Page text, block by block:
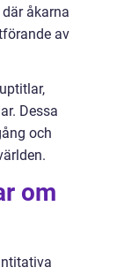
åkarna
av
Dessa
och
om